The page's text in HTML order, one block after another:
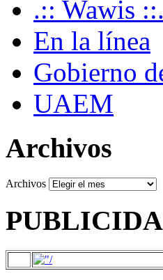
.:: Wawis ::.
En la línea
Gobierno
UAEM
Archivos
Archivos